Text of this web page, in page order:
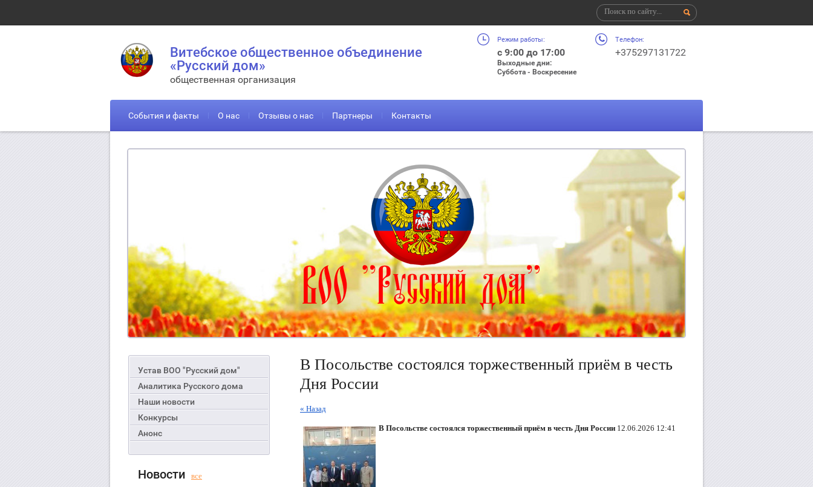
Витебское общественное объединение
«Русский дом»
общественная организация
Телефон:
+375297131722
Режим работы:
с 9:00 до 17:00
Выходные дни:
Суббота - Воскресение
События и факты О нас Отзывы о нас Партнеры Контакты
Устав ВОО "Русский дом"
Аналитика Русского дома
Наши новости
Конкурсы
Анонс
Новости
все
В Посольстве состоялся торжественный приём в честь
Дня России
« Назад
В Посольстве состоялся торжественный приём в честь Дня России 12.06.2026 12:41